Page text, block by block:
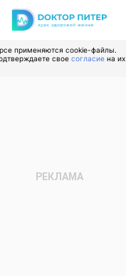
применяются cookie-файлы.
свое согласие на их